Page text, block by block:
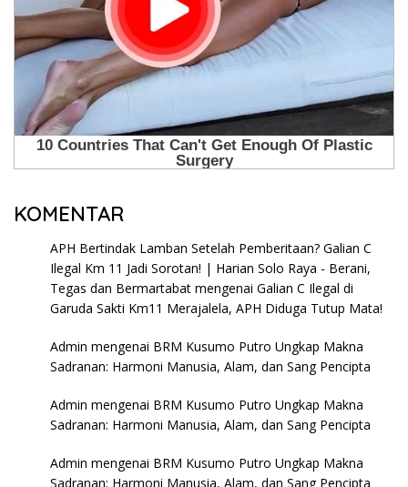
KOMENTAR
APH Bertindak Lamban Setelah Pemberitaan? Galian C
Ilegal Km 11 Jadi Sorotan! | Harian Solo Raya - Berani,
Tegas dan Bermartabat mengenai Galian C Ilegal di
Garuda Sakti Km11 Merajalela, APH Diduga Tutup Mata!
Admin mengenai BRM Kusumo Putro Ungkap Makna
Sadranan: Harmoni Manusia, Alam, dan Sang Pencipta
Admin mengenai BRM Kusumo Putro Ungkap Makna
Sadranan: Harmoni Manusia, Alam, dan Sang Pencipta
Admin mengenai BRM Kusumo Putro Ungkap Makna
Sadranan: Harmoni Manusia, Alam, dan Sang Pencipta